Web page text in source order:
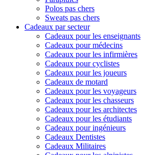
Polos pas chers
Sweats pas chers
Cadeaux par secteur
Cadeaux pour les enseignants
Cadeaux pour médecins
Cadeaux pour les infirmières
Cadeaux pour cyclistes
Cadeaux pour les joueurs
Cadeaux de motard
Cadeaux pour les voyageurs
Cadeaux pour les chasseurs
Cadeaux pour les architectes
Cadeaux pour les étudiants
Cadeaux pour ingénieurs
Cadeaux Dentistes
Cadeaux Militaires